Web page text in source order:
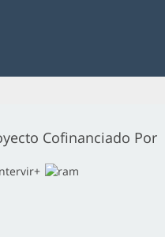
Cofinanciado Por